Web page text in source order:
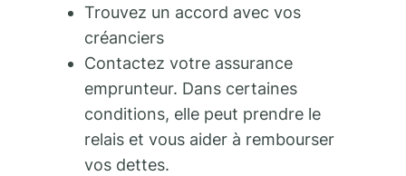
Trouvez un accord avec vos
créanciers
Contactez votre assurance
emprunteur. Dans certaines
conditions, elle peut prendre le
relais et vous aider à rembourser
vos dettes.